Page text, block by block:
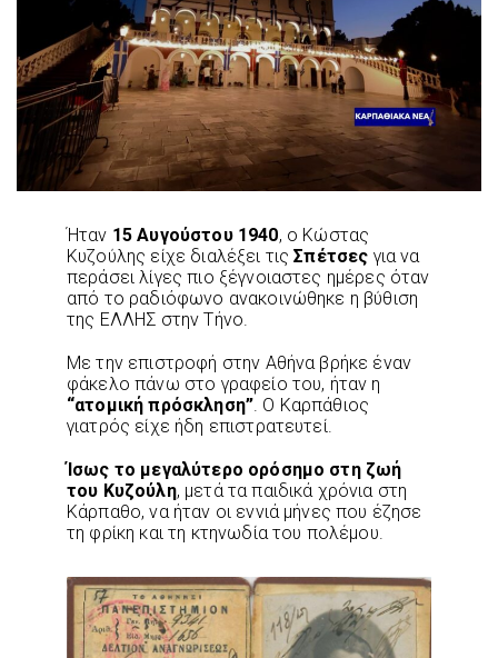
Ήταν 15 Αυγούστου 1940, ο Κώστας
Κυζούλης είχε διαλέξει τις Σπέτσες για να
περάσει λίγες πιο ξέγνοιαστες ημέρες όταν
από το ραδιόφωνο ανακοινώθηκε η βύθιση
της ΕΛΛΗΣ στην Τήνο.
Με την επιστροφή στην Αθήνα βρήκε έναν
φάκελο πάνω στο γραφείο του, ήταν η
“ατομική πρόσκληση” . Ο Καρπάθιος
γιατρός είχε ήδη επιστρατευτεί.
Ίσως το μεγαλύτερο ορόσημο στη ζωή
του Κυζούλη, μετά τα παιδικά χρόνια στη
Κάρπαθο, να ήταν οι εννιά μήνες που έζησε
τη φρίκη και τη κτηνωδία του πολέμου.